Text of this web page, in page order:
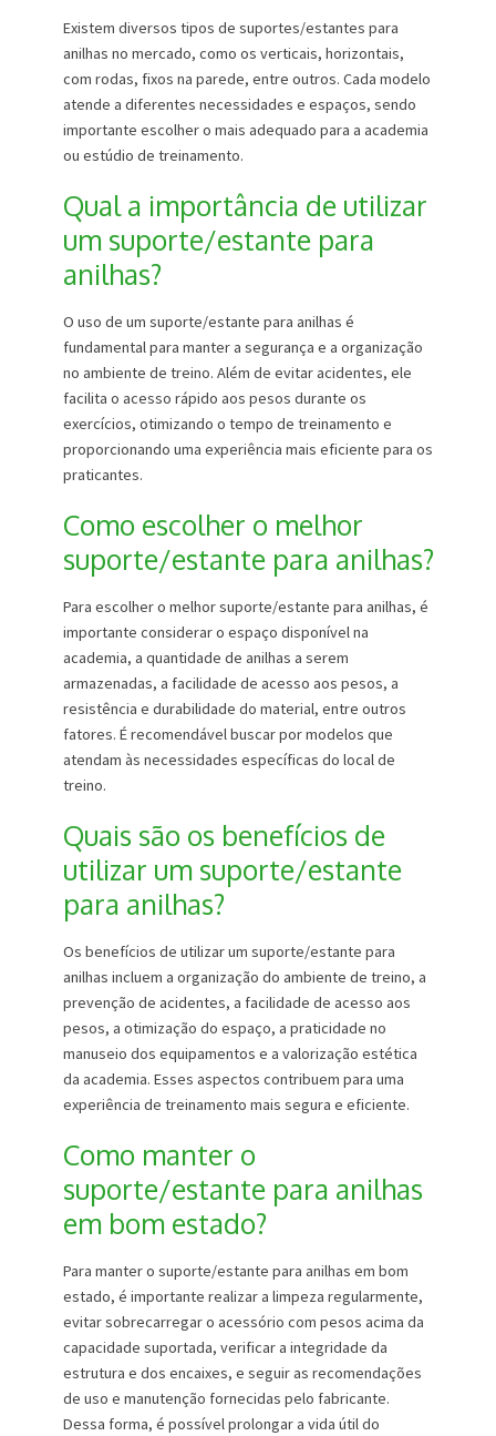
Existem diversos tipos de suportes/estantes para
anilhas no mercado, como os verticais, horizontais,
com rodas, fixos na parede, entre outros. Cada modelo
atende a diferentes necessidades e espaços, sendo
importante escolher o mais adequado para a academia
ou estúdio de treinamento.
Qual a importância de utilizar
um suporte/estante para
anilhas?
O uso de um suporte/estante para anilhas é
fundamental para manter a segurança e a organização
no ambiente de treino. Além de evitar acidentes, ele
facilita o acesso rápido aos pesos durante os
exercícios, otimizando o tempo de treinamento e
proporcionando uma experiência mais eficiente para os
praticantes.
Como escolher o melhor
suporte/estante para anilhas?
Para escolher o melhor suporte/estante para anilhas, é
importante considerar o espaço disponível na
academia, a quantidade de anilhas a serem
armazenadas, a facilidade de acesso aos pesos, a
resistência e durabilidade do material, entre outros
fatores. É recomendável buscar por modelos que
atendam às necessidades específicas do local de
treino.
Quais são os benefícios de
utilizar um suporte/estante
para anilhas?
Os benefícios de utilizar um suporte/estante para
anilhas incluem a organização do ambiente de treino, a
prevenção de acidentes, a facilidade de acesso aos
pesos, a otimização do espaço, a praticidade no
manuseio dos equipamentos e a valorização estética
da academia. Esses aspectos contribuem para uma
experiência de treinamento mais segura e eficiente.
Como manter o
suporte/estante para anilhas
em bom estado?
Para manter o suporte/estante para anilhas em bom
estado, é importante realizar a limpeza regularmente,
evitar sobrecarregar o acessório com pesos acima da
capacidade suportada, verificar a integridade da
estrutura e dos encaixes, e seguir as recomendações
de uso e manutenção fornecidas pelo fabricante.
Dessa forma, é possível prolongar a vida útil do